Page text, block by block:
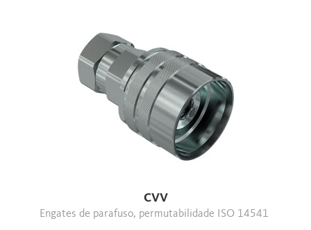
CVV
Engates de parafuso, permutabilidade ISO 14541